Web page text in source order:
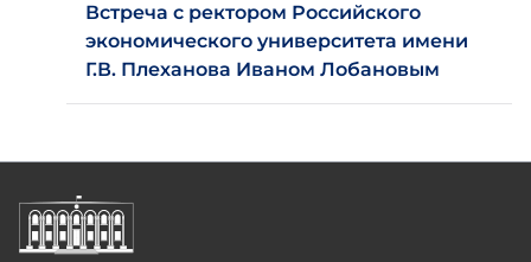
Встреча с ректором Российского
экономического университета имени
Г.В. Плеханова Иваном Лобановым